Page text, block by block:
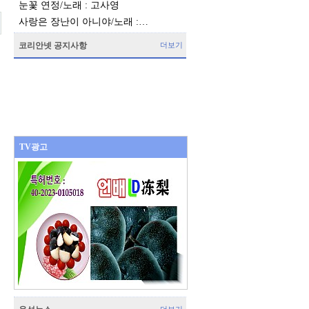
눈꽃 연정/노래 : 고사영
사랑은 장난이 아니야/노래 :…
코리안넷 공지사항 더보기
TV광고